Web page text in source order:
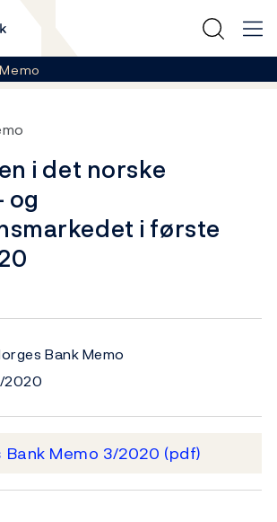
i det norske
og
i første
Bank Memo
2020
Bank Memo 3/2020 (pdf)